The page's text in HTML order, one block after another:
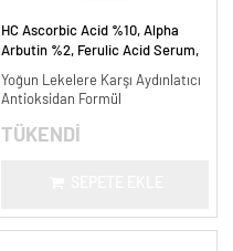
HC Ascorbic Acid %10, Alpha
Arbutin %2, Ferulic Acid Serum,
ml.
Yoğun Lekelere Karşı Aydınlatıcı
Antioksidan Formül
TÜKENDİ